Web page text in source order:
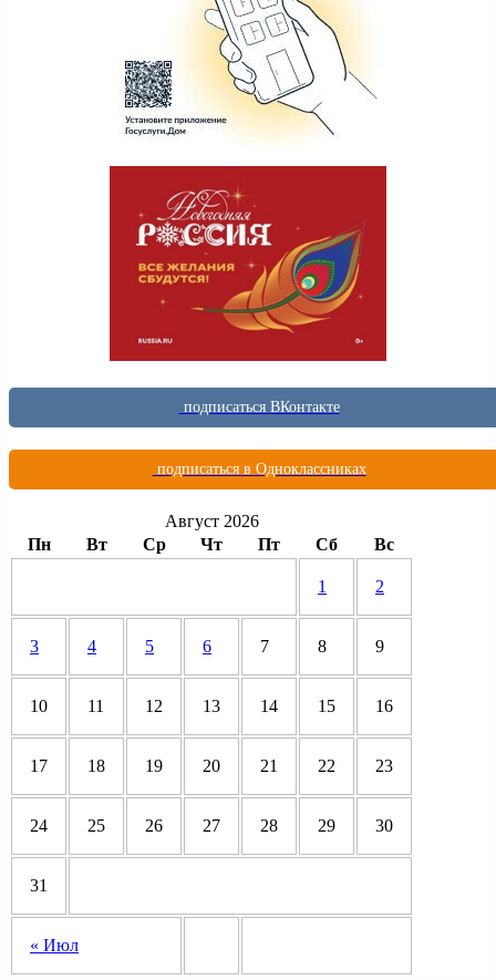
подписаться ВКонтакте
подписаться в Одноклассниках
Август 2026
Пн
Вт Ср Чт Пт Сб Вс
« Июл
1 2
3 4 5 6 7 8 9
10 11 12 13 14 15 16
17 18 19 20 21 22 23
24 25 26 27 28 29 30
31